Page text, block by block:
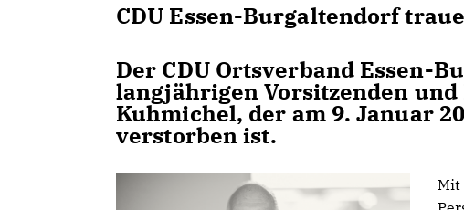
CDU Essen-Burgaltendorf
Der CDU Ortsverband Essen-
langjährigen Vorsitzenden
Kuhmichel, der am 9. Januar
verstorben ist.
Mit